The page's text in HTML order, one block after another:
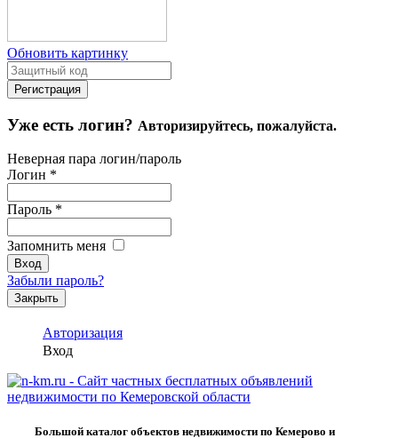
Обновить картинку
Уже есть логин? Авторизируйтесь, пожалуйста.
Неверная пара логин/пароль
Логин *
Пароль *
Запомнить меня
Забыли пароль?
Закрыть
Авторизация
Вход
Большой каталог объектов недвижимости по Кемерово и